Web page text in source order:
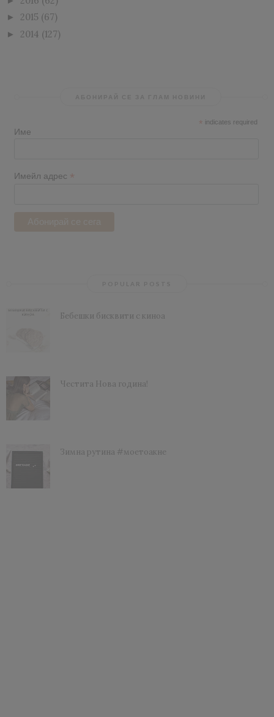
► 2015 (67)
► 2014 (127)
* indicates required
Име
Имейл адрес *
Бебешки бисквити с киноа
Честита Нова година!
Зимна рутина #моетоакне